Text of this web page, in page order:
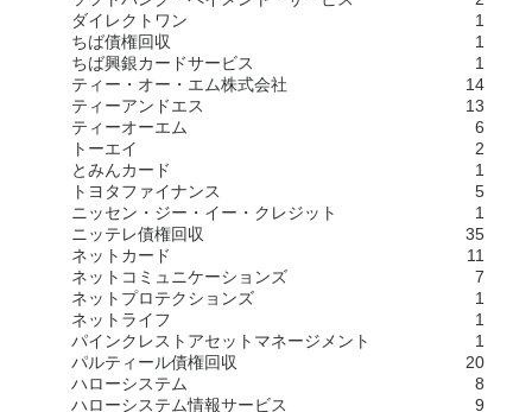
ダイレクトワン
1
ちば債権回収
1
ちば興銀カードサービス
1
ティー・オー・エム株式会社
14
ティーアンドエス
13
ティーオーエム
6
トーエイ
2
とみんカード
1
トヨタファイナンス
5
ニッセン・ジー・イー・クレジット
1
ニッテレ債権回収
35
ネットカード
11
ネットコミュニケーションズ
7
ネットプロテクションズ
1
ネットライフ
1
パインクレストアセットマネージメント
1
パルティール債権回収
20
ハローシステム
8
ハローシステム情報サービス
9